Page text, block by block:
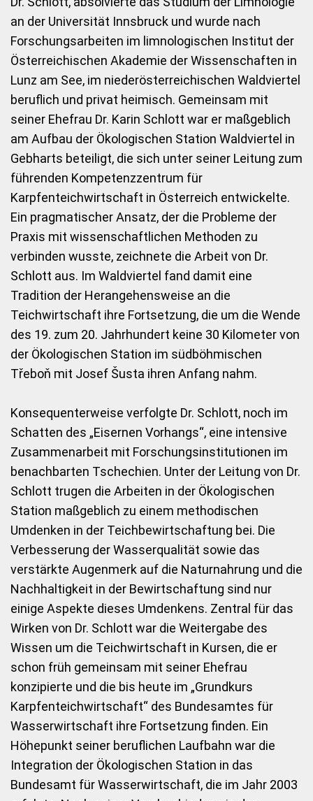
an der Universität Innsbruck und wurde nach
Forschungsarbeiten im limnologischen Institut der
Österreichischen Akademie der Wissenschaften in
Lunz am See, im niederösterreichischen Waldviertel
beruflich und privat heimisch. Gemeinsam mit
seiner Ehefrau Dr. Karin Schlott war er maßgeblich
am Aufbau der Ökologischen Station Waldviertel in
Gebharts beteiligt, die sich unter seiner Leitung zum
führenden Kompetenzzentrum für
Karpfenteichwirtschaft in Österreich entwickelte.
Ein pragmatischer Ansatz, der die Probleme der
Praxis mit wissenschaftlichen Methoden zu
verbinden wusste, zeichnete die Arbeit von Dr.
Schlott aus. Im Waldviertel fand damit eine
Tradition der Herangehensweise an die
Teichwirtschaft ihre Fortsetzung, die um die Wende
des 19. zum 20. Jahrhundert keine 30 Kilometer von
der Ökologischen Station im südböhmischen
Třeboň mit Josef Šusta ihren Anfang nahm.
Konsequenterweise verfolgte Dr. Schlott, noch im
Schatten des „Eisernen Vorhangs“, eine intensive
Zusammenarbeit mit Forschungsinstitutionen im
benachbarten Tschechien. Unter der Leitung von Dr.
Schlott trugen die Arbeiten in der Ökologischen
Station maßgeblich zu einem methodischen
Umdenken in der Teichbewirtschaftung bei. Die
Verbesserung der Wasserqualität sowie das
verstärkte Augenmerk auf die Naturnahrung und die
Nachhaltigkeit in der Bewirtschaftung sind nur
einige Aspekte dieses Umdenkens. Zentral für das
Wirken von Dr. Schlott war die Weitergabe des
Wissen um die Teichwirtschaft in Kursen, die er
schon früh gemeinsam mit seiner Ehefrau
konzipierte und die bis heute im „Grundkurs
Karpfenteichwirtschaft“ des Bundesamtes für
Wasserwirtschaft ihre Fortsetzung finden. Ein
Höhepunkt seiner beruflichen Laufbahn war die
Integration der Ökologischen Station in das
Bundesamt für Wasserwirtschaft, die im Jahr 2003